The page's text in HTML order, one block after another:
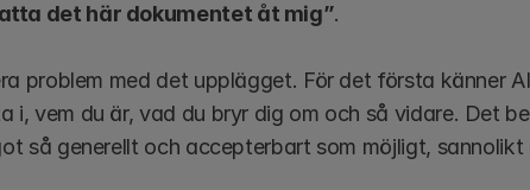
det här dokumentet åt mig”.
problem med det upplägget. För det första känner
i, vem du är, vad du bryr dig om och så vidare. Det
så generellt och accepterbart som möjligt, sannolikt